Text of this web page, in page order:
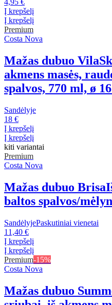
4,95 €
Į krepšelį
Į krepšelį
Premium
Costa Nova
Mažas dubuo Vila
akmens masės,
spalvos, 770 ml, ø
Sandėlyje
18 €
Į krepšelį
Į krepšelį
kiti variantai
Premium
Costa Nova
Mažas dubuo Brisa
baltos spalvos/
SandėlyjePaskutiniai vienetai
11,40 €
Į krepšelį
Į krepšelį
Premium-15%
Costa Nova
Mažas dubuo